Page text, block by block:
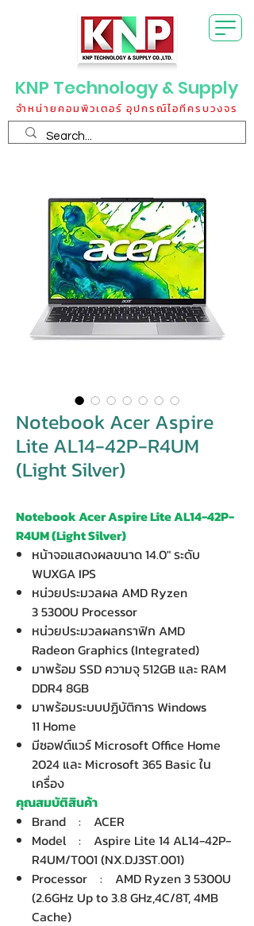
KNP Technology & Supply
จำหน่ายคอมพิวเตอร์ อุปกรณ์ไอทีครบวงจร
Notebook Acer Aspire
Lite AL14-42P-R4UM
(Light Silver)
Notebook Acer Aspire Lite AL14-42P-
R4UM (Light Silver)
หน้าจอแสดงผลขนาด 14.0" ระดับ
WUXGA IPS
หน่วยประมวลผล AMD Ryzen
3 5300U Processor
หน่วยประมวลผลกราฟิก AMD
Radeon Graphics (Integrated)
มาพร้อม SSD ความจุ 512GB และ RAM
DDR4 8GB
มาพร้อมระบบปฏิบัติการ Windows
11 Home
มีซอฟต์แวร์ Microsoft Office Home
2024 และ Microsoft 365 Basic ใน
เครื่อง
คุณสมบัติสินค้า
Brand : ACER
Model : Aspire Lite 14 AL14-42P-
R4UM/T001 (NX.DJ3ST.001)
Processor : AMD Ryzen 3 5300U
(2.6GHz Up to 3.8 GHz,4C/8T, 4MB
Cache)